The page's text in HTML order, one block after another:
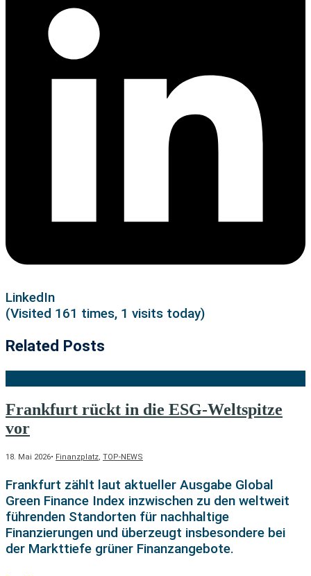
LinkedIn
(Visited 161 times, 1 visits today)
Related Posts
Frankfurt rückt in die ESG-Weltspitze
vor
18. Mai 2026• Finanzplatz, TOP-NEWS
Frankfurt zählt laut aktueller Ausgabe Global
Green Finance Index inzwischen zu den weltweit
führenden Standorten für nachhaltige
Finanzierungen und überzeugt insbesondere bei
der Markttiefe grüner Finanzangebote.